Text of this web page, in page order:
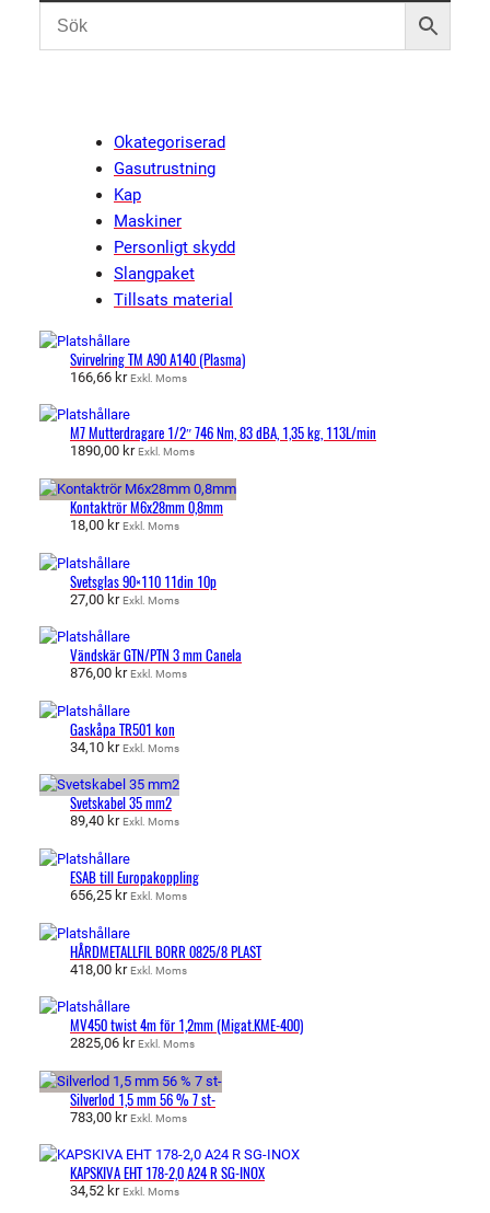
Okategoriserad
Gasutrustning
Kap
Maskiner
Personligt skydd
Slangpaket
Tillsats material
Svirvelring TM A90 A140 (Plasma)
166,66 kr Exkl. Moms
M7 Mutterdragare 1/2″ 746 Nm, 83 dBA, 1,35 kg, 113L/min
1890,00 kr Exkl. Moms
Kontaktrör M6x28mm 0,8mm
18,00 kr Exkl. Moms
Svetsglas 90×110 11din 10p
27,00 kr Exkl. Moms
Vändskär GTN/PTN 3 mm Canela
876,00 kr Exkl. Moms
Gaskåpa TR501 kon
34,10 kr Exkl. Moms
Svetskabel 35 mm2
89,40 kr Exkl. Moms
ESAB till Europakoppling
656,25 kr Exkl. Moms
HÅRDMETALLFIL BORR 0825/8 PLAST
418,00 kr Exkl. Moms
MV450 twist 4m för 1,2mm (Migat.KME-400)
2825,06 kr Exkl. Moms
Silverlod 1,5 mm 56 % 7 st-
783,00 kr Exkl. Moms
KAPSKIVA EHT 178-2,0 A24 R SG-INOX
34,52 kr Exkl. Moms